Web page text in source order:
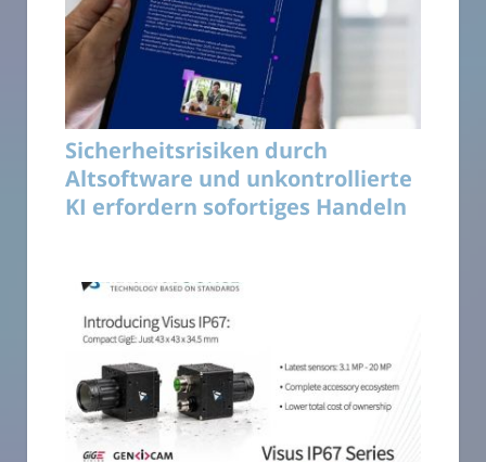
Sicherheitsrisiken durch
Altsoftware und unkontrollierte
KI erfordern sofortiges Handeln